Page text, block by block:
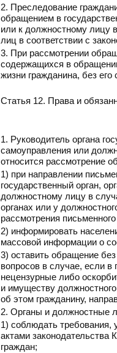
2. Преследование
обращением в
или к должностному лицу
лиц в соответствии с
3. При рассмотрении
содержащихся в
жизни гражданина, без его
Статья 12. Права и
1. Руководитель органа
самоуправления или
относится рассмотрение
1) при направлении
государственный орган,
должностному лицу в
органах или у
рассмотрения
2) информировать
массовой информации о
3) оставить обращение
вопросов в случае, если
нецензурные либо
и имуществу
об этом гражданину,
2. Органы и должностные
1) соблюдать
актами законодательства
граждан;